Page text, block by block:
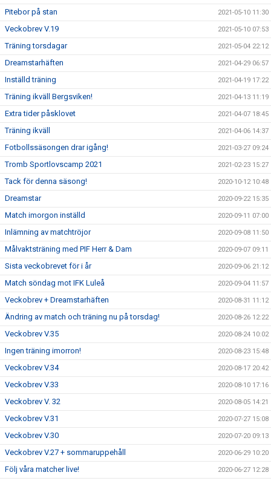
Pitebor på stan 2021-05-10 11:30
Veckobrev V.19 2021-05-10 07:53
Träning torsdagar 2021-05-04 22:12
Dreamstarhäften 2021-04-29 06:57
Inställd träning 2021-04-19 17:22
Träning ikväll Bergsviken! 2021-04-13 11:19
Extra tider påsklovet 2021-04-07 18:45
Träning ikväll 2021-04-06 14:37
Fotbollssäsongen drar igång! 2021-03-27 09:24
Tromb Sportlovscamp 2021 2021-02-23 15:27
Tack för denna säsong! 2020-10-12 10:48
Dreamstar 2020-09-22 15:35
Match imorgon inställd 2020-09-11 07:00
Inlämning av matchtröjor 2020-09-08 11:50
Målvaktsträning med PIF Herr & Dam 2020-09-07 09:11
Sista veckobrevet för i år 2020-09-06 21:12
Match söndag mot IFK Luleå 2020-09-04 11:57
Veckobrev + Dreamstarhäften 2020-08-31 11:12
Ändring av match och träning nu på torsdag! 2020-08-26 12:22
Veckobrev V.35 2020-08-24 10:02
Ingen träning imorron! 2020-08-23 15:48
Veckobrev V.34 2020-08-17 20:42
Veckobrev V.33 2020-08-10 17:16
Veckobrev V. 32 2020-08-05 14:21
Veckobrev V.31 2020-07-27 15:08
Veckobrev V.30 2020-07-20 09:13
Veckobrev V.27 + sommaruppehåll 2020-06-29 10:20
Följ våra matcher live! 2020-06-27 12:28